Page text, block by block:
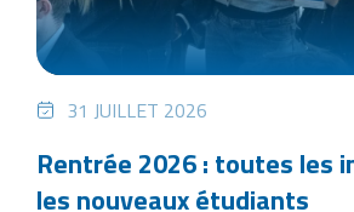
31 JUILLET 2026
Rentrée 2026 : toutes les
les nouveaux étudiants